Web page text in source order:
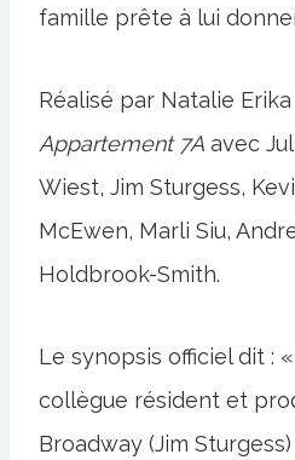
famille prête à lui
Réalisé par Natalie Erika
Appartement 7A avec
Wiest, Jim Sturgess,
McEwen, Marli Siu,
Holdbrook-Smith.
Le synopsis officiel dit :
collègue résident et
Broadway (Jim